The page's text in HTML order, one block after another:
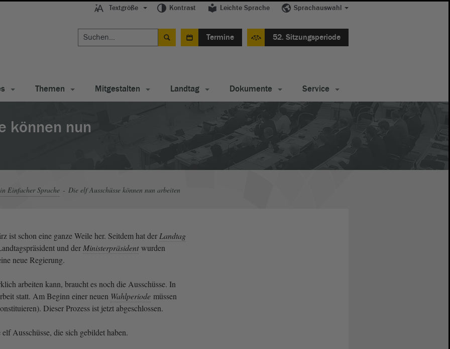
Textgröße Kontrast Leichte Sprache Sprachauswahl
Termine 52. Sitzungsperiode
Themen Mitgestalten Landtag Dokumente Service
können nun
Einfacher Sprache Die elf Ausschüsse können nun arbeiten
ist schon eine ganze Weile her. Seitdem hat der Landtag
und der Ministerpräsident wurden
neue Regierung.
arbeiten kann, braucht es noch die Ausschüsse. In
statt. Am Beginn einer neuen Wahlperiode müssen
Dieser Prozess ist jetzt abgeschlossen.
Ausschüsse, die sich gebildet haben.